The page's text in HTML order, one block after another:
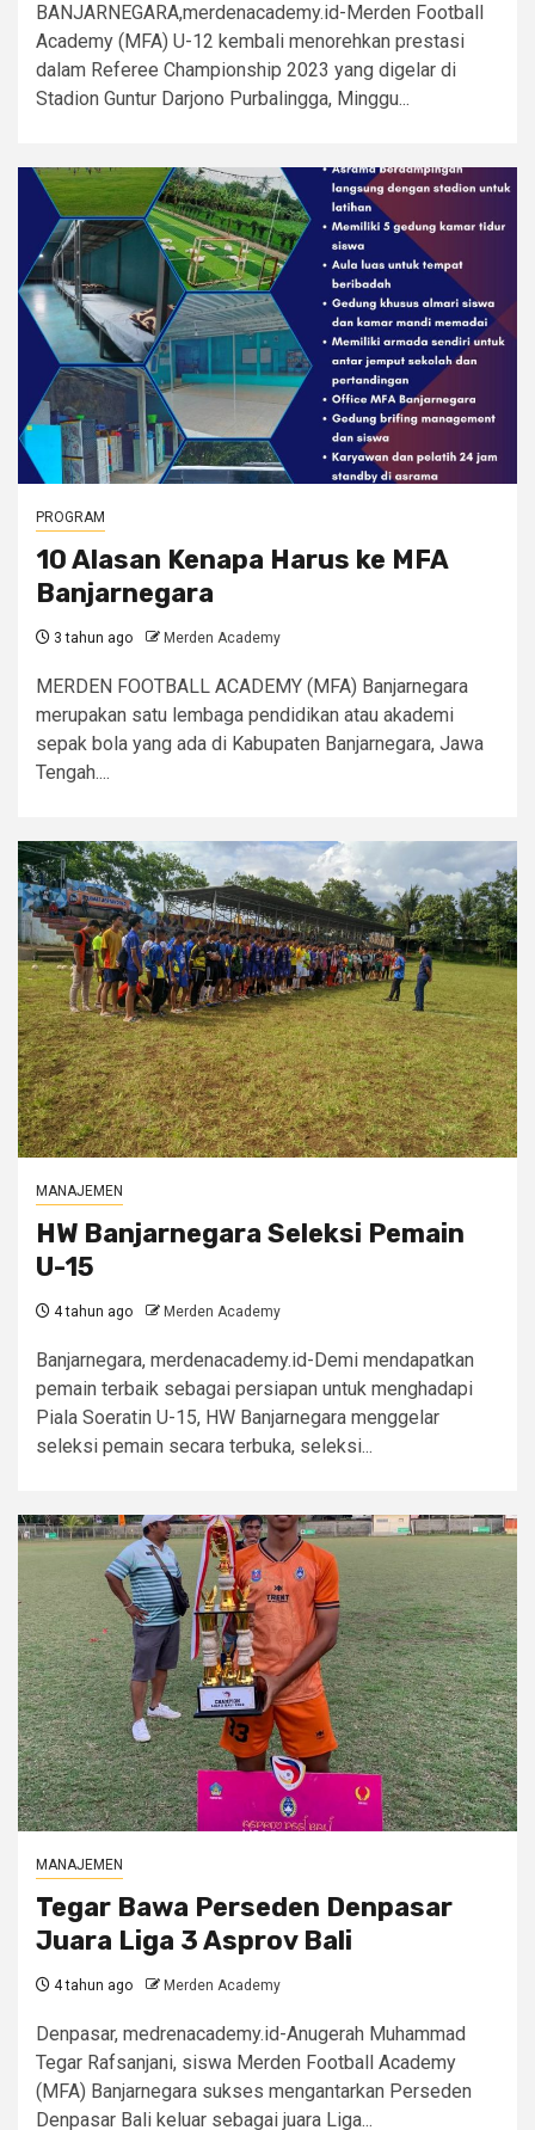
BANJARNEGARA,merdenacademy.id-Merden Football
Academy (MFA) U-12 kembali menorehkan prestasi
dalam Referee Championship 2023 yang digelar di
Stadion Guntur Darjono Purbalingga, Minggu...
PROGRAM
10 Alasan Kenapa Harus ke MFA
Banjarnegara
3 tahun ago Merden Academy
MERDEN FOOTBALL ACADEMY (MFA) Banjarnegara
merupakan satu lembaga pendidikan atau akademi
sepak bola yang ada di Kabupaten Banjarnegara, Jawa
Tengah....
MANAJEMEN
HW Banjarnegara Seleksi Pemain
U-15
4 tahun ago Merden Academy
Banjarnegara, merdenacademy.id-Demi mendapatkan
pemain terbaik sebagai persiapan untuk menghadapi
Piala Soeratin U-15, HW Banjarnegara menggelar
seleksi pemain secara terbuka, seleksi...
MANAJEMEN
Tegar Bawa Perseden Denpasar
Juara Liga 3 Asprov Bali
4 tahun ago Merden Academy
Denpasar, medrenacademy.id-Anugerah Muhammad
Tegar Rafsanjani, siswa Merden Football Academy
(MFA) Banjarnegara sukses mengantarkan Perseden
Denpasar Bali keluar sebagai juara Liga...